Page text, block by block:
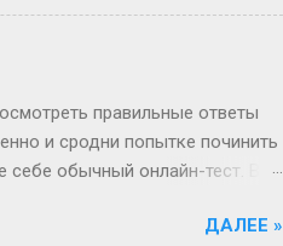
веселый и страшный,
Вот так работает
один миг, поверьте! А если
правильные ответы
и сродни попытке починить
обычный онлайн-тест. Вы
варианты. Однако, и этоДАЛЕЕ »